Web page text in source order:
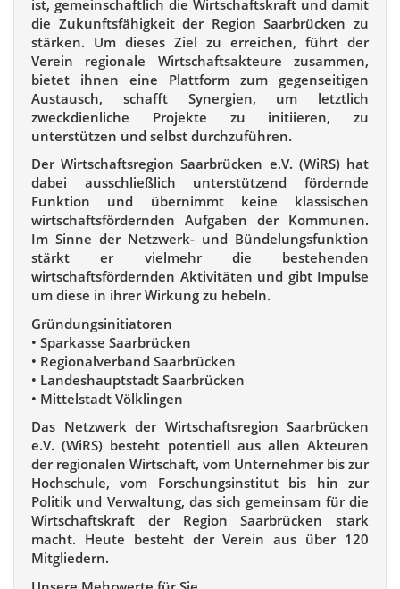
ist, gemeinschaftlich die Wirtschaftskraft und damit
die Zukunftsfähigkeit der Region Saarbrücken zu
stärken. Um dieses Ziel zu erreichen, führt der
Verein regionale Wirtschaftsakteure zusammen,
bietet ihnen eine Plattform zum gegenseitigen
Austausch, schafft Synergien, um letztlich
zweckdienliche Projekte zu initiieren, zu
unterstützen und selbst durchzuführen.
Der Wirtschaftsregion Saarbrücken e.V. (WiRS) hat
dabei ausschließlich unterstützend fördernde
Funktion und übernimmt keine klassischen
wirtschaftsfördernden Aufgaben der Kommunen.
Im Sinne der Netzwerk- und Bündelungsfunktion
stärkt er vielmehr die bestehenden
wirtschaftsfördernden Aktivitäten und gibt Impulse
um diese in ihrer Wirkung zu hebeln.
Gründungsinitiatoren
• Sparkasse Saarbrücken
• Regionalverband Saarbrücken
• Landeshauptstadt Saarbrücken
• Mittelstadt Völklingen
Das Netzwerk der Wirtschaftsregion Saarbrücken
e.V. (WiRS) besteht potentiell aus allen Akteuren
der regionalen Wirtschaft, vom Unternehmer bis zur
Hochschule, vom Forschungsinstitut bis hin zur
Politik und Verwaltung, das sich gemeinsam für die
Wirtschaftskraft der Region Saarbrücken stark
macht. Heute besteht der Verein aus über 120
Mitgliedern.